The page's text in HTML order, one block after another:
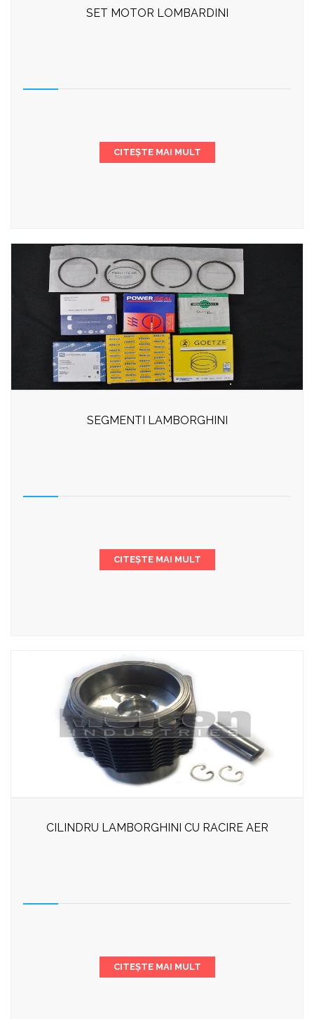
SET MOTOR LOMBARDINI
CITEȘTE MAI MULT
SEGMENTI LAMBORGHINI
CITEȘTE MAI MULT
CILINDRU LAMBORGHINI CU RACIRE AER
CITEȘTE MAI MULT